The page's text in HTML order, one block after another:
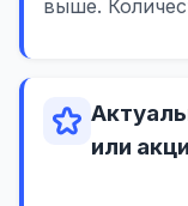
выше.
или